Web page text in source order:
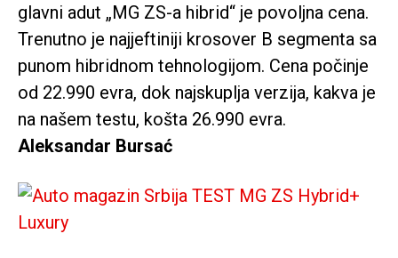
glavni adut „MG ZS-a hibrid“ je povoljna cena.
Trenutno je najjeftiniji krosover B segmenta sa
punom hibridnom tehnologijom. Cena počinje
od 22.990 evra, dok najskuplja verzija, kakva je
na našem testu, košta 26.990 evra.
Aleksandar Bursać